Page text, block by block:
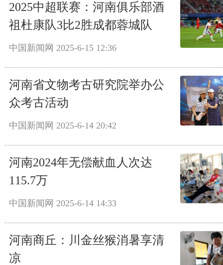
2025中超联赛：河南俱乐部酒
祖杜康队3比2胜成都蓉城队
中国新闻网 2025-6-15 12:36
河南省文物考古研究院举办公
众考古活动
中国新闻网 2025-6-14 20:42
河南2024年无偿献血人次达
115.7万
中国新闻网 2025-6-14 14:33
河南商丘：川金丝猴消暑享清
凉